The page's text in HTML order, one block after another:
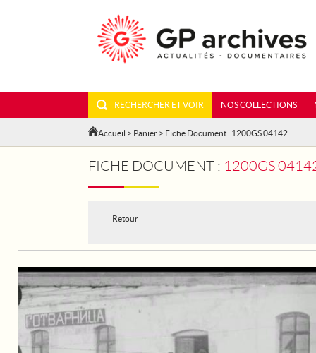
RECHERCHER ET VOIR NOS COLLECTIONS
Accueil > Panier > Fiche Document : 1200GS 04142
FICHE DOCUMENT : 1200GS 04142 -
Retour